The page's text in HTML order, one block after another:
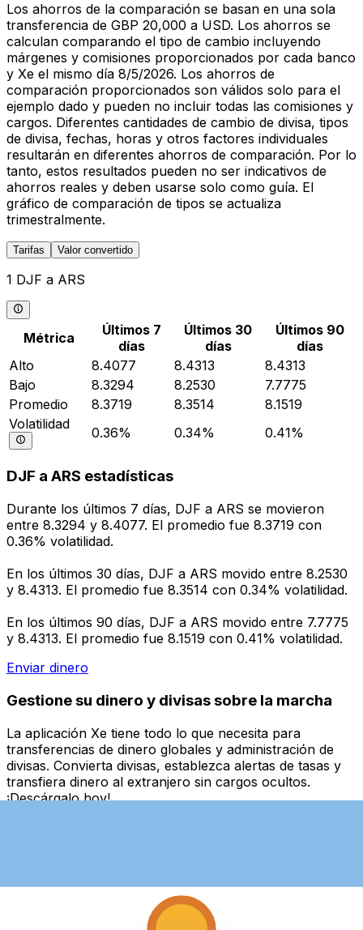
Los ahorros de la comparación se basan en una sola
transferencia de GBP 20,000 a USD. Los ahorros se
calculan comparando el tipo de cambio incluyendo
márgenes y comisiones proporcionados por cada banco
y Xe el mismo día 8/5/2026. Los ahorros de
comparación proporcionados son válidos solo para el
ejemplo dado y pueden no incluir todas las comisiones y
cargos. Diferentes cantidades de cambio de divisa, tipos
de divisa, fechas, horas y otros factores individuales
resultarán en diferentes ahorros de comparación. Por lo
tanto, estos resultados pueden no ser indicativos de
ahorros reales y deben usarse solo como guía. El
gráfico de comparación de tipos se actualiza
trimestralmente.
Tarifas Valor convertido
1 DJF a ARS
Métrica
Últimos 7
días
Últimos 30
días
Últimos 90
días
Alto
8.4077 8.4313
8.4313
Bajo
8.3294 8.2530
7.7775
Promedio
8.3719 8.3514
8.1519
Volatilidad
0.36% 0.34% 0.41%
DJF a ARS estadísticas
Durante los últimos 7 días, DJF a ARS se movieron
entre 8.3294 y 8.4077. El promedio fue 8.3719 con
0.36% volatilidad.
En los últimos 30 días, DJF a ARS movido entre 8.2530
y 8.4313. El promedio fue 8.3514 con 0.34% volatilidad.
En los últimos 90 días, DJF a ARS movido entre 7.7775
y 8.4313. El promedio fue 8.1519 con 0.41% volatilidad.
Enviar dinero
Gestione su dinero y divisas sobre la marcha
La aplicación Xe tiene todo lo que necesita para
transferencias de dinero globales y administración de
divisas. Convierta divisas, establezca alertas de tasas y
transfiera dinero al extranjero sin cargos ocultos.
¡Descárgalo hoy!